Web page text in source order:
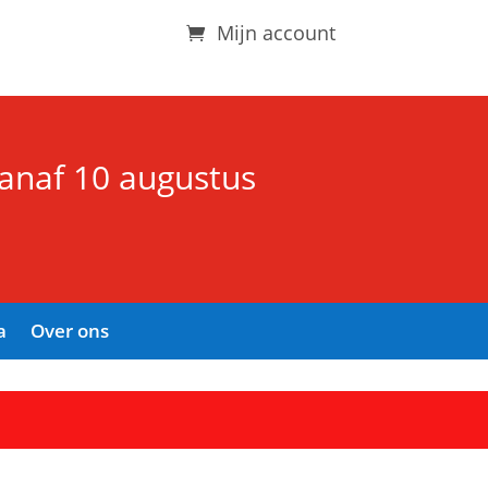
Mijn account
10 augustus
Over ons